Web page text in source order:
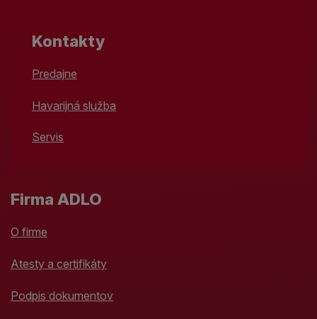
Kontakty
Predajne
Havarijná služba
Servis
Firma ADLO
O firme
Atesty a certifikáty
Podpis dokumentov